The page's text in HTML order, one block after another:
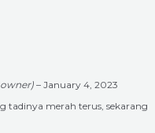
– January 4, 2023
tadinya merah terus, sekarang